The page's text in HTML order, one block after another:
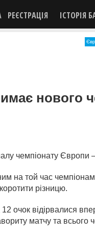
РЕЄСТРАЦІЯ ІСТОРІЯ
нового
чемпіонату Європи
на той час
різницю.
очок відірвалися
матчу та всього